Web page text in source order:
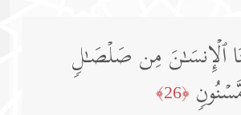
ٱلۡإِنسَـٰنَ مِن صَلۡصَـٰلࣲ
﴿26﴾